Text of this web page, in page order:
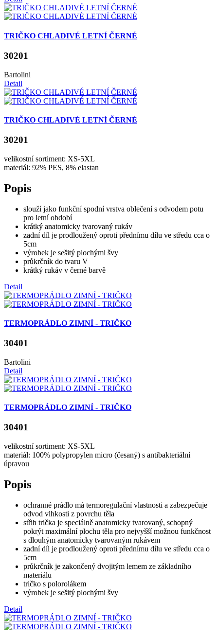
TRIČKO CHLADIVÉ LETNÍ ČERNÉ
30201
Bartolini
Detail
TRIČKO CHLADIVÉ LETNÍ ČERNÉ
30201
velikostní sortiment: XS-5XL
materiál: 92% PES, 8% elastan
Popis
slouží jako funkční spodní vrstva oblečení s odvodem potu
pro letní období
krátký anatomicky tvarovaný rukáv
zadní díl je prodloužený oproti přednímu dílu ve středu cca o
5cm
výrobek je sešitý plochými švy
průkrčník do tvaru V
krátký rukáv v černé barvě
Detail
TERMOPRÁDLO ZIMNÍ - TRIČKO
30401
Bartolini
Detail
TERMOPRÁDLO ZIMNÍ - TRIČKO
30401
velikostní sortiment: XS-5XL
materiál: 100% polypropylen micro (česaný) s antibakteriální
úpravou
Popis
ochranné prádlo má termoregulační vlastnosti a zabezpečuje
odvod vlhkosti z povrchu těla
střih trička je speciálně anatomicky tvarovaný, schopný
pokrýt maximální plochu těla pro nejvyšší možnou funkčnost
s dlouhým anatomicky tvarovaným rukávem
zadní díl je prodloužený oproti přednímu dílu ve středu cca o
5cm
průkrčník je zakončený dvojitým lemem ze základního
materiálu
tričko s polorolákem
výrobek je sešitý plochými švy
Detail